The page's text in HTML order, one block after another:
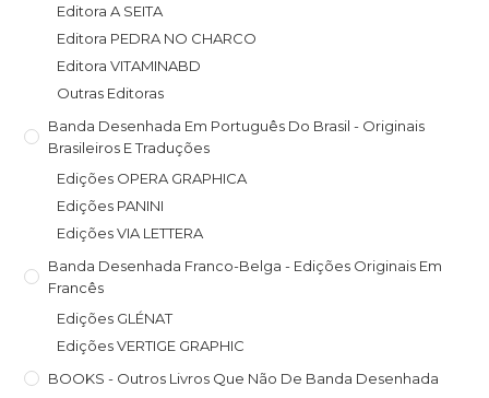
Editora A SEITA
Editora PEDRA NO CHARCO
Editora VITAMINABD
Outras Editoras
Banda Desenhada Em Português Do Brasil - Originais
Brasileiros E Traduções
Edições OPERA GRAPHICA
Edições PANINI
Edições VIA LETTERA
Banda Desenhada Franco-Belga - Edições Originais Em
Francês
Edições GLÉNAT
Edições VERTIGE GRAPHIC
BOOKS - Outros Livros Que Não De Banda Desenhada